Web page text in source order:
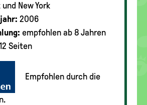
New York
2006
empfohlen ab 8 Jahren
Seiten
Empfohlen durch die